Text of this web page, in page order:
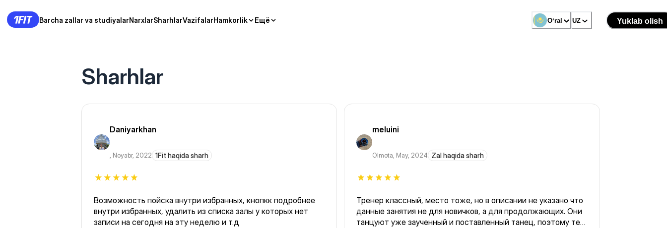
Barcha zallar va studiyalarNarxlarSharhlarVazifalarHamkorlik Ещё Oʻral UZ Yuklab olish
Sharhlar
Daniyarkhan
, Noyabr, 2022 1Fit haqida sharh
Возможность пойска внутри избранных, кнопкк подробнее
внутри избранных, удалить из списка залы у которых нет
записи на сегодня на эту неделю и т.д
meluini
Olmota, May, 2024 Zal haqida sharh
Тренер классный, место тоже, но в описании не указано что
данные занятия не для новичков, а для продолжающих. Они
танцуют уже заученный и поставленный танец, поэтому тем